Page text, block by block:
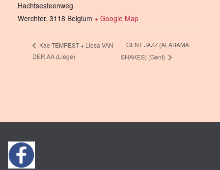
Hachtsesteenweg
Werchter, 3118 Belgium + Google Map
Kae TEMPEST + Liesa VAN
DER AA (Liège)
GENT JAZZ (ALABAMA
SHAKES) (Gent)